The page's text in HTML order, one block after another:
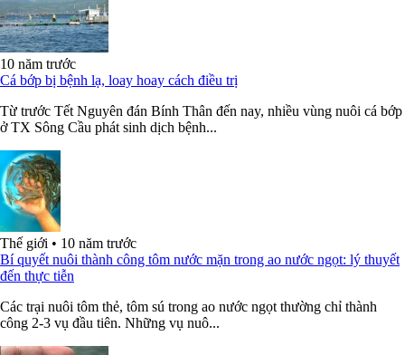
10 năm trước
Cá bớp bị bệnh lạ, loay hoay cách điều trị
Từ trước Tết Nguyên đán Bính Thân đến nay, nhiều vùng nuôi cá bớp
ở TX Sông Cầu phát sinh dịch bệnh...
Thế giới • 10 năm trước
Bí quyết nuôi thành công tôm nước mặn trong ao nước ngọt: lý thuyết
đến thực tiễn
Các trại nuôi tôm thẻ, tôm sú trong ao nước ngọt thường chỉ thành
công 2-3 vụ đầu tiên. Những vụ nuô...